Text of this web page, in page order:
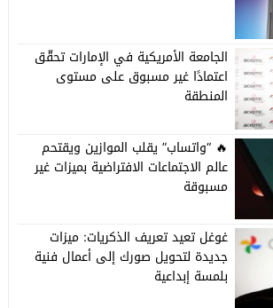
الجامعة الأمريكية في الإمارات تحقّق
اعتمادًا غير مسبوق على مستوى
المنطقة
🔥 “واتساب” يقلب الموازين ويقتحم
عالم الاجتماعات الافتراضية بميزات غير
مسبوقة
غوغل تعيد تعريف الذكريات: ميزات
جديدة لتحويل صورك إلى أعمال فنية
بلمسة إبداعية